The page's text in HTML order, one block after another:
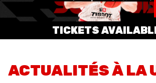
CENTRE NATIONAL
NATIONAL COMPETITIONS
TICKETS
ACTUALITÉS À LA